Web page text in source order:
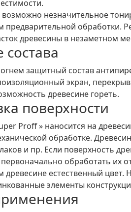
незначительное
предварительной обработки.
древесины в незаметном
состава
защитный состав
экран,
древесине гореть.
поверхности
Proff » наносится на
обработке.
и пр. Если поверхность
первоначально обработать их
естественный цвет.
элементы